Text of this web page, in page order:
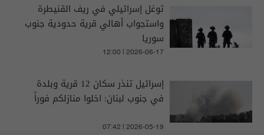
توغل إسرائيلي في ريف القنيطرة
واستجواب أهالي قرية حدودية جنوب
سوريا
12:00 | 2026-06-17
إسرائيل تنذر سكان 12 قرية وبلدة
في جنوب لبنان: اخلوا منازلكم فوراً
07:42 | 2026-05-19